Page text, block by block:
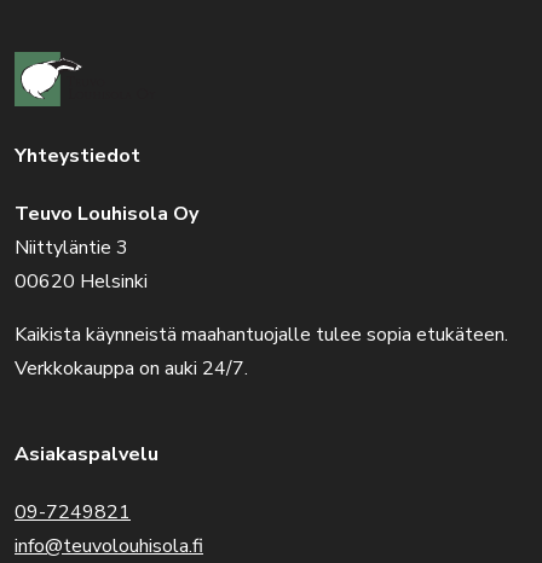
Yhteystiedot
Teuvo Louhisola Oy
Niittyläntie 3
00620 Helsinki
Kaikista käynneistä maahantuojalle tulee sopia etukäteen.
Verkkokauppa on auki 24/7.
Asiakaspalvelu
09-7249821
info@teuvolouhisola.fi